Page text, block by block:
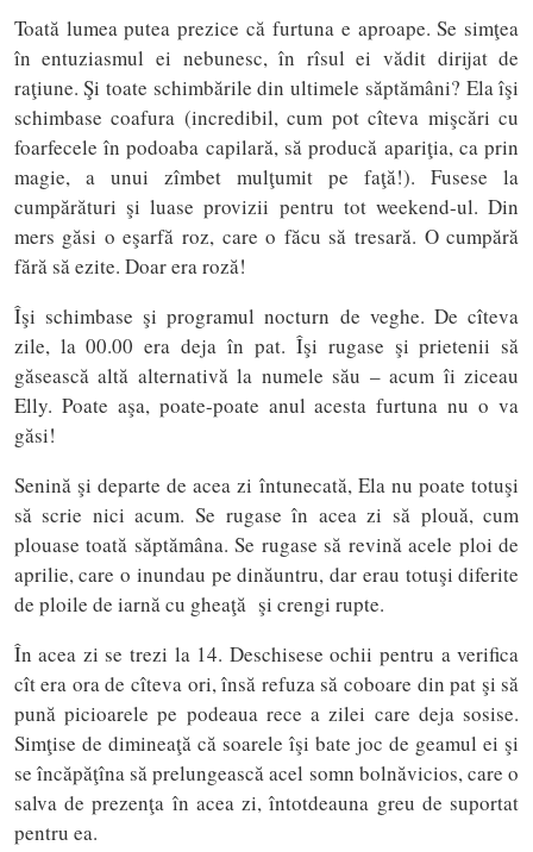
Toată lumea putea prezice că furtuna e aproape. Se simţea
în entuziasmul ei nebunesc, în rîsul ei vădit dirijat de
raţiune. Şi toate schimbările din ultimele săptămâni? Ela îşi
schimbase coafura (incredibil, cum pot cîteva mişcări cu
foarfecele în podoaba capilară, să producă apariţia, ca prin
magie, a unui zîmbet mulţumit pe faţă!). Fusese la
cumpărături şi luase provizii pentru tot weekend-ul. Din
mers găsi o eşarfă roz, care o făcu să tresară. O cumpără
fără să ezite. Doar era roză!
Îşi schimbase şi programul nocturn de veghe. De cîteva
zile, la 00.00 era deja în pat. Îşi rugase şi prietenii să
găsească altă alternativă la numele său – acum îi ziceau
Elly. Poate aşa, poate-poate anul acesta furtuna nu o va
găsi!
Senină şi departe de acea zi întunecată, Ela nu poate totuşi
să scrie nici acum. Se rugase în acea zi să plouă, cum
plouase toată săptămâna. Se rugase să revină acele ploi de
aprilie, care o inundau pe dinăuntru, dar erau totuşi diferite
de ploile de iarnă cu gheaţă şi crengi rupte.
În acea zi se trezi la 14. Deschisese ochii pentru a verifica
cît era ora de cîteva ori, însă refuza să coboare din pat şi să
pună picioarele pe podeaua rece a zilei care deja sosise.
Simţise de dimineaţă că soarele îşi bate joc de geamul ei şi
se încăpăţîna să prelungească acel somn bolnăvicios, care o
salva de prezenţa în acea zi, întotdeauna greu de suportat
pentru ea.